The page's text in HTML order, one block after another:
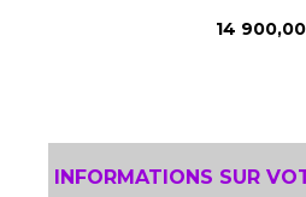
14
INFORMATIONS SUR